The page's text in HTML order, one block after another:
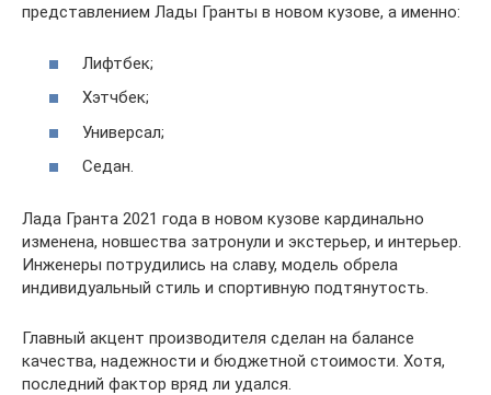
представлением Лады Гранты в новом кузове, а именно:
Лифтбек;
Хэтчбек;
Универсал;
Седан.
Лада Гранта 2021 года в новом кузове кардинально
изменена, новшества затронули и экстерьер, и интерьер.
Инженеры потрудились на славу, модель обрела
индивидуальный стиль и спортивную подтянутость.
Главный акцент производителя сделан на балансе
качества, надежности и бюджетной стоимости. Хотя,
последний фактор вряд ли удался.